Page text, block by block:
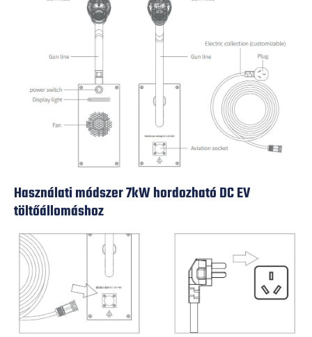
Használati módszer 7kW hordozható DC EV
töltőállomáshoz